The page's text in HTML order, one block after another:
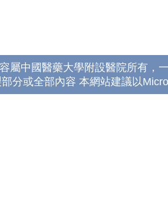
屬中國醫藥大學附設醫院所有，
分或全部內容 本網站建議以